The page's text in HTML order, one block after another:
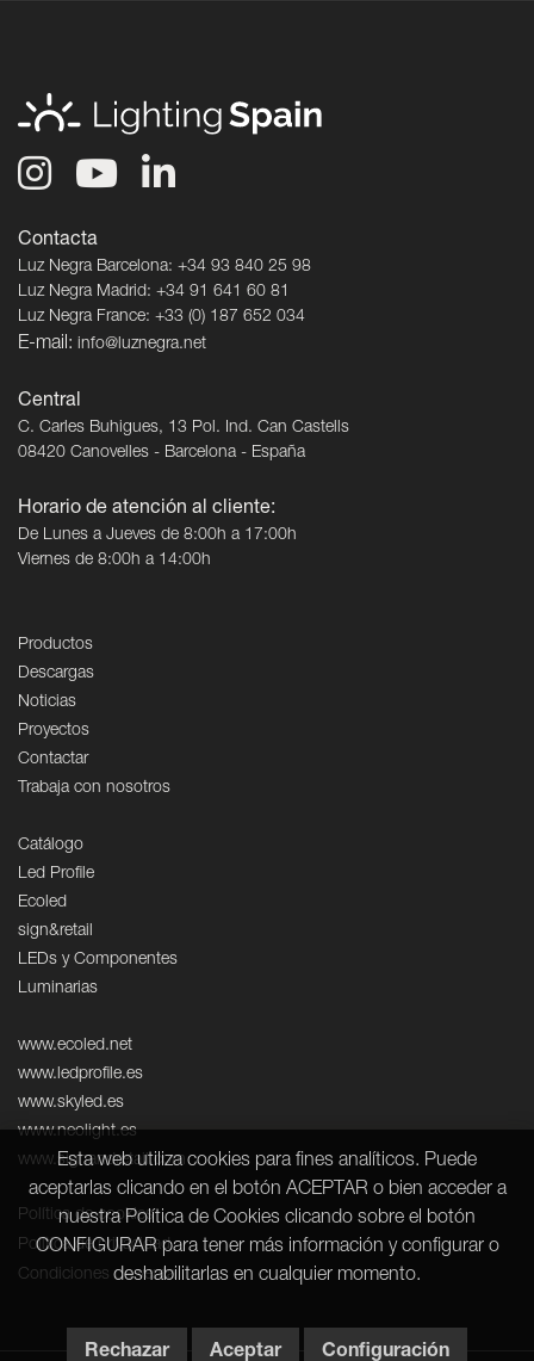
Contacta
Luz Negra Barcelona: +34 93 840 25 98
Luz Negra Madrid: +34 91 641 60 81
Luz Negra France: +33 (0) 187 652 034
E-mail: info@luznegra.net
Central
C. Carles Buhigues, 13 Pol. Ind. Can Castells
08420 Canovelles - Barcelona - España
Horario de atención al cliente:
De Lunes a Jueves de 8:00h a 17:00h
Viernes de 8:00h a 14:00h
Productos
Descargas
Noticias
Proyectos
Contactar
Trabaja con nosotros
Catálogo
Led Profile
Ecoled
sign&retail
LEDs y Componentes
Luminarias
www.ecoled.net
www.ledprofile.es
www.skyled.es
www.neolight.es
www.signandretail.com
Política de cookies
Política de privacidad
Condiciones de venta
Esta web utiliza cookies para fines analíticos. Puede
aceptarlas clicando en el botón ACEPTAR o bien acceder a
nuestra Política de Cookies clicando sobre el botón
CONFIGURAR para tener más información y configurar o
deshabilitarlas en cualquier momento.
Rechazar Aceptar Configuración